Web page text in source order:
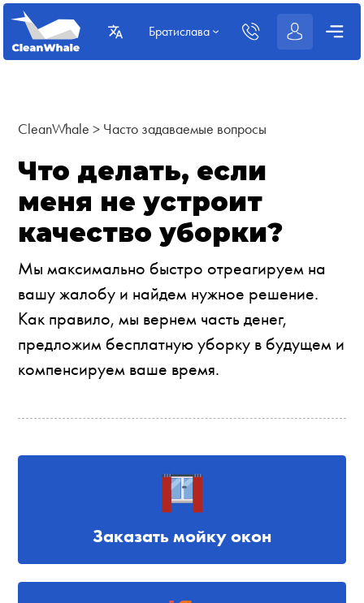
Братислава
CleanWhale > Часто задаваемые вопросы
Что делать, если
меня не устроит
качество уборки?
Мы максимально быстро отреагируем на
вашу жалобу и найдем нужное решение.
Как правило, мы вернем часть денег,
предложим бесплатную уборку в будущем и
компенсируем ваше время.
Заказать мойку окон